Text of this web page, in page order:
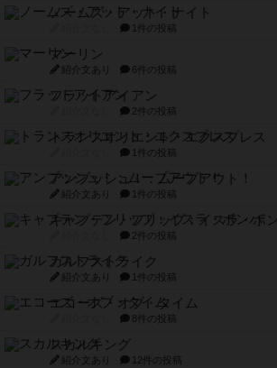
紹介文あり 6件の投稿
紹介文なし
紹介文なし 1件の投稿
紹介文あり 1件の投稿
キャプテン・フリップ：イスラ・ボン
紹介文なし 2件の投稿
紹介文あり 1件の投稿
紹介文なし 8件の投稿
スカルキング
紹介文あり 12件の投稿
紹介文あり